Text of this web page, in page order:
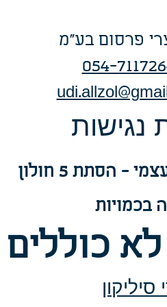
פרסום בע"מ
054-
נגישות
- הסתת 5 חולון
בכמויות
סיליקון